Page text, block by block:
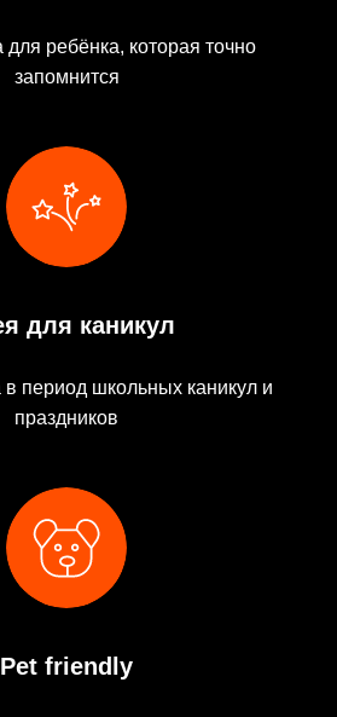
ребёнка, которая точно
запомнится
для каникул
в период школьных каникул и
праздников
Pet friendly